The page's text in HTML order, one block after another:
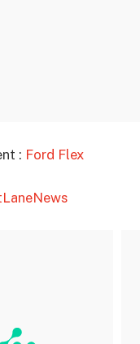
: Ford Flex